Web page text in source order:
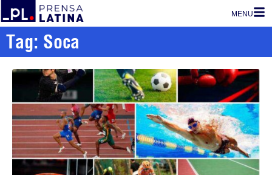
MENU
Tag: Soca